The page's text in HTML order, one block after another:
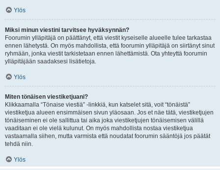
Ylös
Miksi minun viestini tarvitsee hyväksynnän?
Foorumin ylläpitäjä on päättänyt, että viestit kyseiselle alueelle tulee tarkastaa
ennen lähetystä. On myös mahdollista, että foorumin ylläpitäjä on siirtänyt sinut
ryhmään, jonka viestit tarkistetaan ennen lähettämistä. Ota yhteyttä foorumin
ylläpitäjään saadaksesi lisätietoja.
Ylös
Miten tönäisen viestiketjuani?
Klikkaamalla “Tönaise viestiä” -linkkiä, kun katselet sitä, voit “tönäistä”
viestiketjua alueen ensimmäisen sivun yläosaan. Jos et näe tätä, viestiketjujen
tönäiseminen ei ole sallittua tai aika joka viestiketjujen tönäisemisen välillä
vaaditaan ei ole vielä kulunut. On myös mahdollista nostaa viestiketjua
vastaamalla siihen, mutta varmista että noudatat foorumin sääntöjä jos päätät
tehdä niin.
Ylös